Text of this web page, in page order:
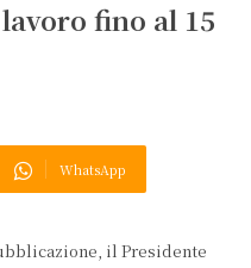
fino al 15
WhatsApp
il Presidente